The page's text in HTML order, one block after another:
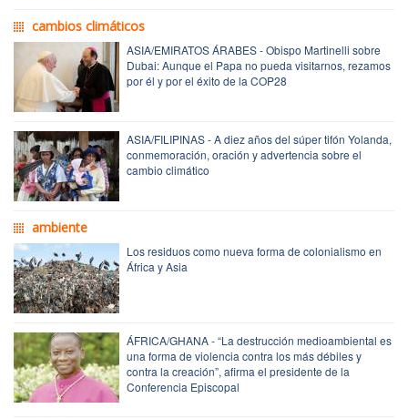
cambios climáticos
ASIA/EMIRATOS ÁRABES - Obispo Martinelli sobre
Dubai: Aunque el Papa no pueda visitarnos, rezamos
por él y por el éxito de la COP28
ASIA/FILIPINAS - A diez años del súper tifón Yolanda,
conmemoración, oración y advertencia sobre el
cambio climático
ambiente
Los residuos como nueva forma de colonialismo en
África y Asia
ÁFRICA/GHANA - “La destrucción medioambiental es
una forma de violencia contra los más débiles y
contra la creación”, afirma el presidente de la
Conferencia Episcopal